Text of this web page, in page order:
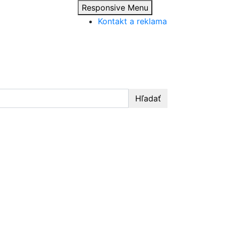
Responsive Menu
Kontakt a reklama
Hľadať